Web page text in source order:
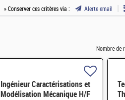
» Conserver ces critères via : Alerte email
Nombre de
Ingénieur Caractérisations et
Modélisation Mécanique H/F